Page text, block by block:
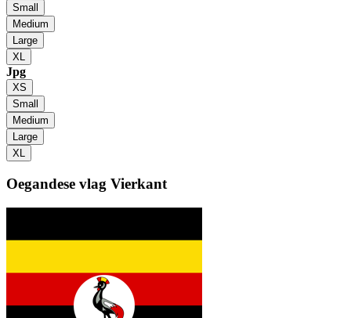
Small
Medium
Large
XL
Jpg
XS
Small
Medium
Large
XL
Oegandese vlag Vierkant